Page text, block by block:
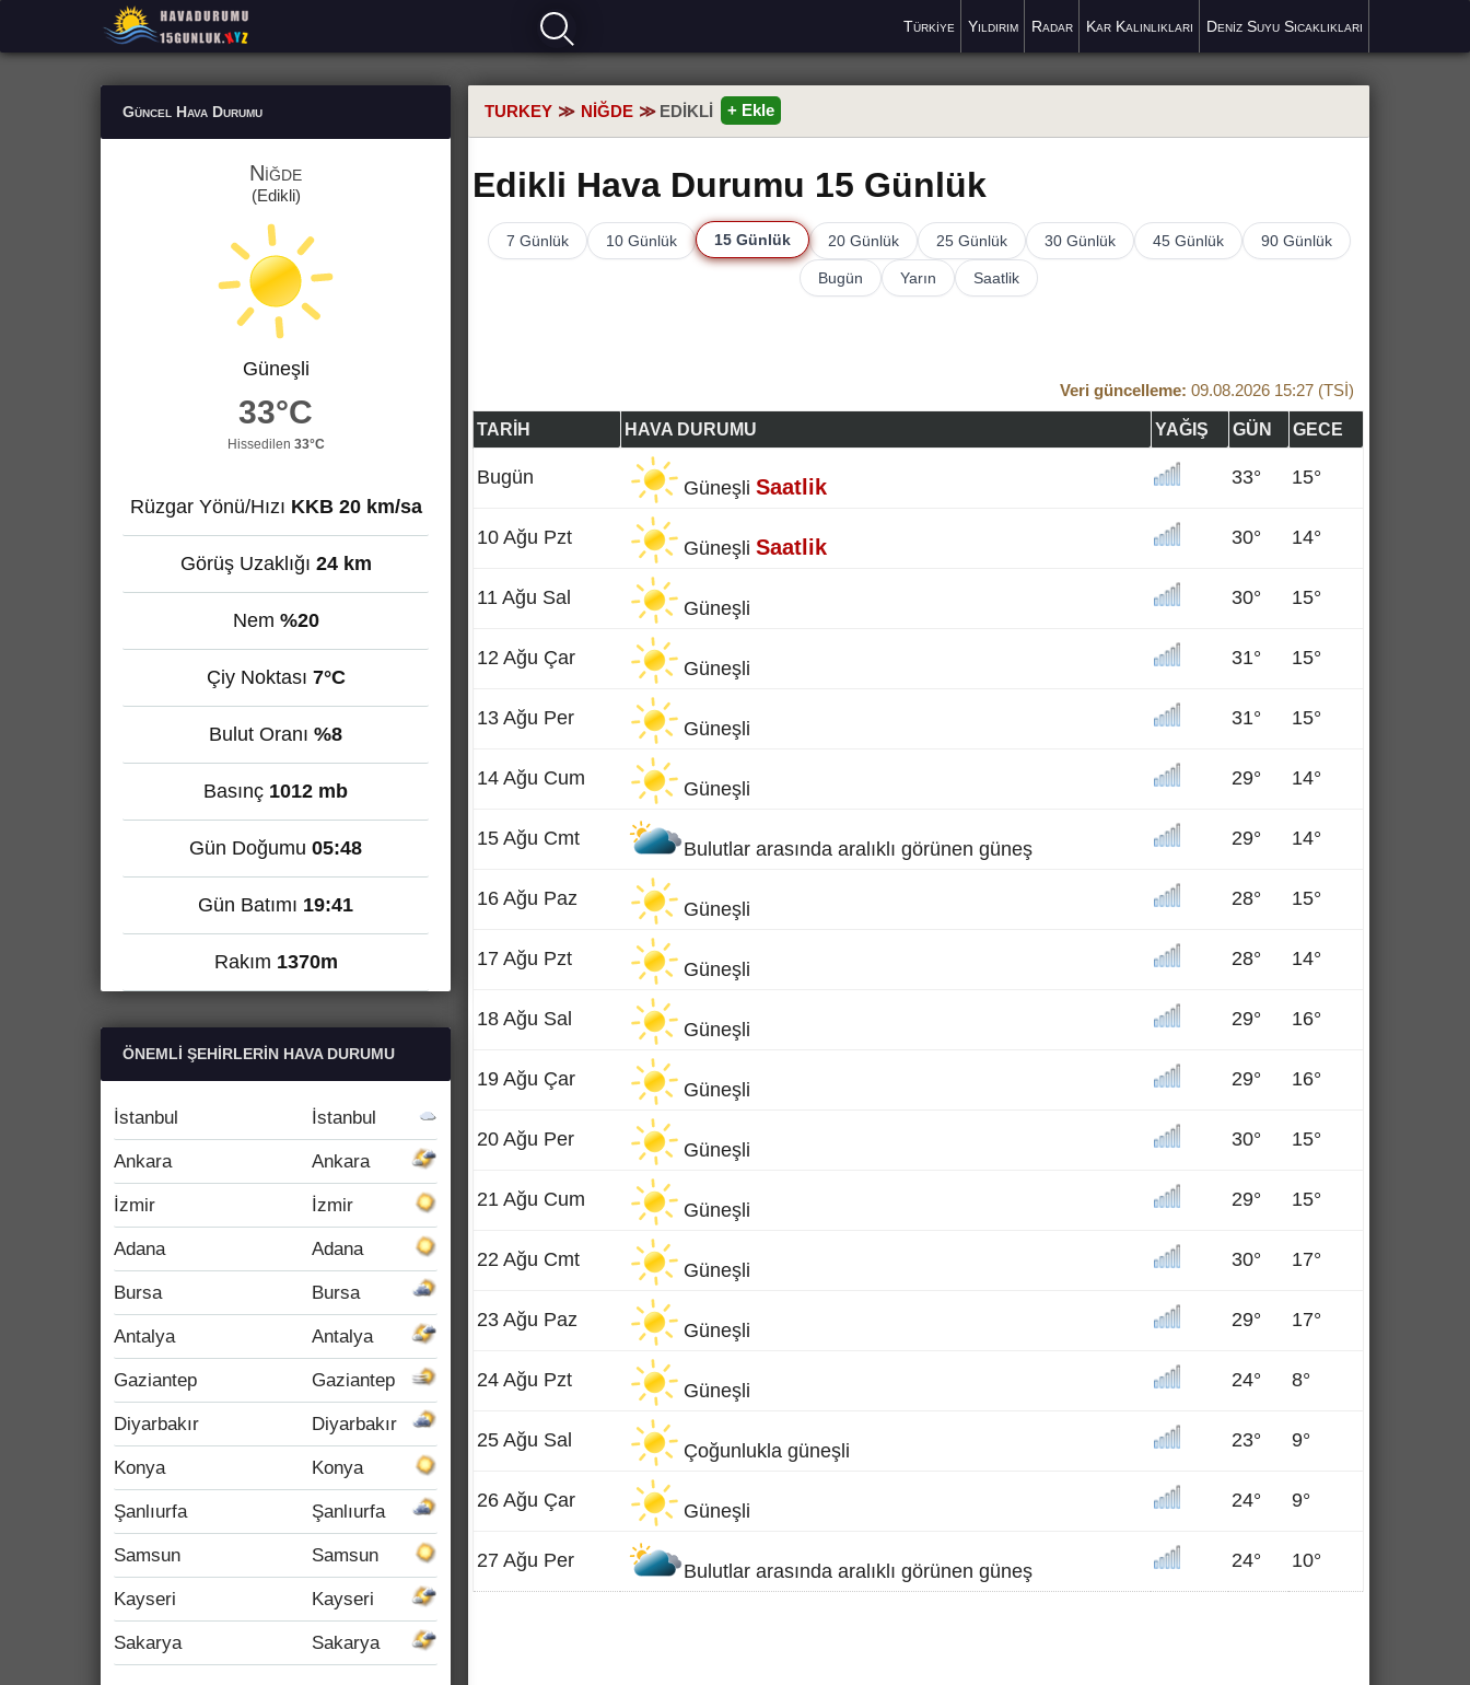
Türkiye Yıldırım Radar Kar Kalınlıkları Deniz Suyu Sıcaklıkları
TURKEY NIĞDE EDIKLI + Ekle
Edikli Hava Durumu 15 Günlük
7 Günlük 10 Günlük 15 Günlük 20 Günlük 25 Günlük 30 Günlük 45 Günlük 90 Günlük
Bugün Yarın Saatlik
Veri güncelleme: 09.08.2026 15:27 (TSİ)
TARIH HAVA DURUMU YAĞIŞ GÜN GECE
Bugün GüneşliSaatlik 33° 15°
10 Ağu Pzt GüneşliSaatlik 30° 14°
11 Ağu Sal Güneşli 30° 15°
12 Ağu Çar Güneşli 31° 15°
13 Ağu Per Güneşli 31° 15°
14 Ağu Cum Güneşli 29° 14°
15 Ağu Cmt Bulutlar arasında aralıklı görünen güneş 29° 14°
16 Ağu Paz Güneşli 28° 15°
17 Ağu Pzt Güneşli 28° 14°
18 Ağu Sal Güneşli 29° 16°
19 Ağu Çar Güneşli 29° 16°
20 Ağu Per Güneşli 30° 15°
21 Ağu Cum Güneşli 29° 15°
22 Ağu Cmt Güneşli 30° 17°
23 Ağu Paz Güneşli 29° 17°
24 Ağu Pzt Güneşli 24° 8°
25 Ağu Sal Çoğunlukla güneşli 23° 9°
26 Ağu Çar Güneşli 24° 9°
27 Ağu Per Bulutlar arasında aralıklı görünen güneş 24° 10°
Güncel Hava Durumu
Niğde
(Edikli)
Güneşli
33°C
Hissedilen 33°C
Rüzgar Yönü/Hızı KKB 20 km/sa
Görüş Uzaklığı 24 km
Nem %20
Çiy Noktası 7°C
Bulut Oranı%8
Basınç 1012 mb
Gün Doğumu05:48
Gün Batımı 19:41
Rakım 1370m
ÖNEMLI ŞEHIRLERIN HAVA DURUMU
İstanbul İstanbul
Ankara Ankara
İzmir İzmir
Adana Adana
Bursa Bursa
Antalya Antalya
Gaziantep Gaziantep
Diyarbakır Diyarbakır
Konya Konya
Şanlıurfa Şanlıurfa
Samsun Samsun
Kayseri Kayseri
Sakarya Sakarya